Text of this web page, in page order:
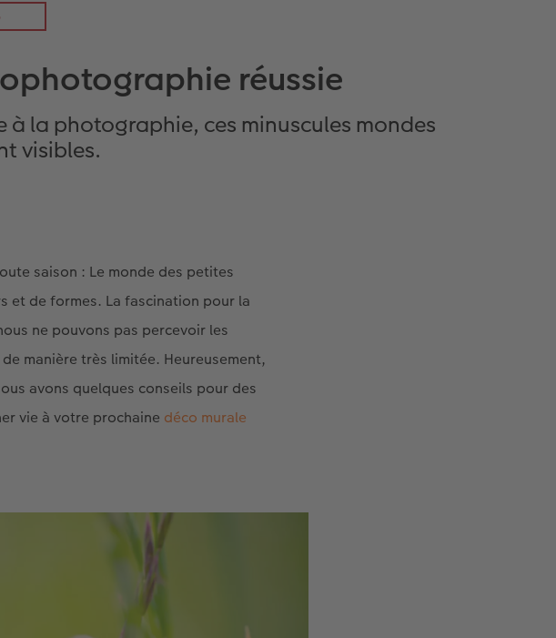
réussie
à la photographie, ces minuscules mondes
visibles.
saison : Le monde des petites
et de formes. La fascination pour la
ne pouvons pas percevoir les
manière très limitée. Heureusement,
avons quelques conseils pour des
vie à votre prochaine déco murale